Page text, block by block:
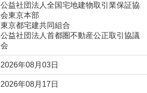
公益社団法人全国宅地建物取引業保証協
会東京本部
東京都宅建共同組合
公益社団法人首都圏不動産公正取引協議
会
2026年08月03日
2026年08月17日